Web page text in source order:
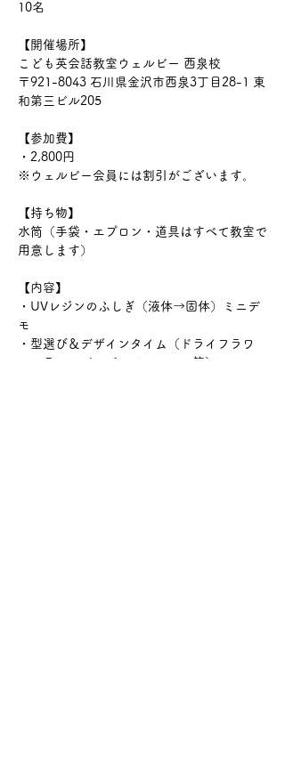
10名
【開催場所】
こども英会話教室ウェルビー 西泉校
〒921-8043 石川県金沢市西泉3丁目28-1 東
和第三ビル205
【参加費】
・2,800円
※ウェルビー会員には割引がございます。
【持ち物】
水筒（手袋・エプロン・道具はすべて教室で
用意します）
【内容】
・UVレジンのふしぎ（液体→固体）ミニデ
モ
・型選び＆デザインタイム（ドライフラワ
ー・ラメ・ビーズ・チャーム・箔）